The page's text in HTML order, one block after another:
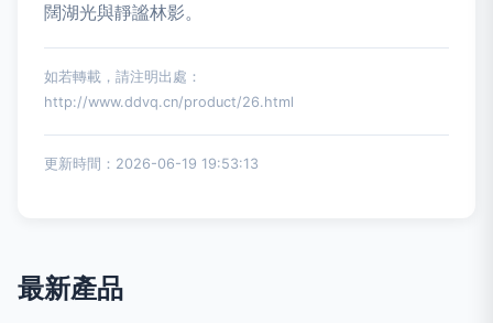
闊湖光與靜謐林影。
如若轉載，請注明出處：
http://www.ddvq.cn/product/26.html
更新時間：2026-06-19 19:53:13
最新產品